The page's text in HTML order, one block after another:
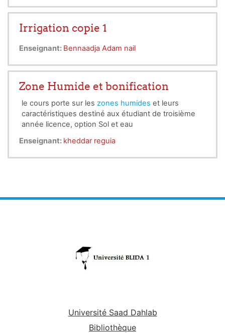
Irrigation copie 1
Enseignant: Bennaadja Adam nail
Zone Humide et bonification
le cours porte sur les zones humides et leurs
caractéristiques destiné aux étudiant de troisième
année licence, option Sol et eau
Enseignant: kheddar reguia
Université Saad Dahlab
Bibliothèque